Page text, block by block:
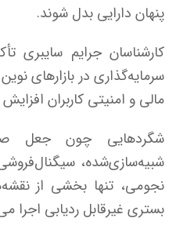
پنهان دارایی بدل شوند.
کارشناسان جرایم سایبری
سرمایه‌گذاری در بازارهای
مالی و امنیتی کاربران افزایش
شگردهایی چون جعل
شبیه‌سازی‌شده،
نجومی، تنها بخشی از
بستری غیرقابل ردیابی اجرا